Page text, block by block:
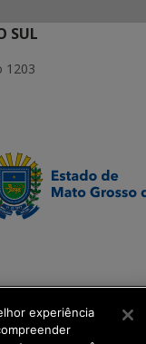
SUL
1203
experiência